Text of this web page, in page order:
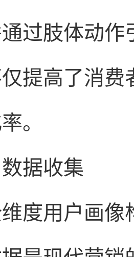
过肢体动
提高了消
。
据收集
度用户画像